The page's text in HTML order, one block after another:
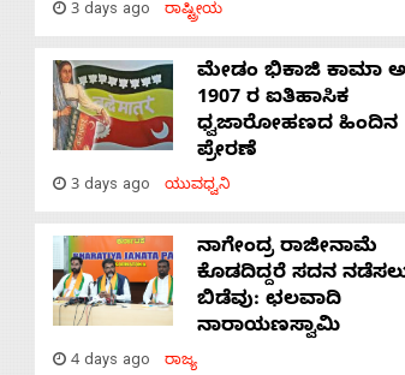
3 days ago ರಾಷ್ಟ್ರೀಯ
ಮೇಡಂ ಭಿಕಾಜಿ ಕಾಮಾ
1907 ರ ಐತಿಹಾಸಿಕ
ಧ್ವಜಾರೋಹಣದ ಹಿಂದಿನ
ಪ್ರೇರಣೆ
3 days ago ಯುವಧ್ವನಿ
ನಾಗೇಂದ್ರ ರಾಜೀನಾಮೆ
ಕೊಡದಿದ್ದರೆ ಸದನ
ಬಿಡೆವು: ಛಲವಾದಿ
ನಾರಾಯಣಸ್ವಾಮಿ
4 days ago ರಾಜ್ಯ